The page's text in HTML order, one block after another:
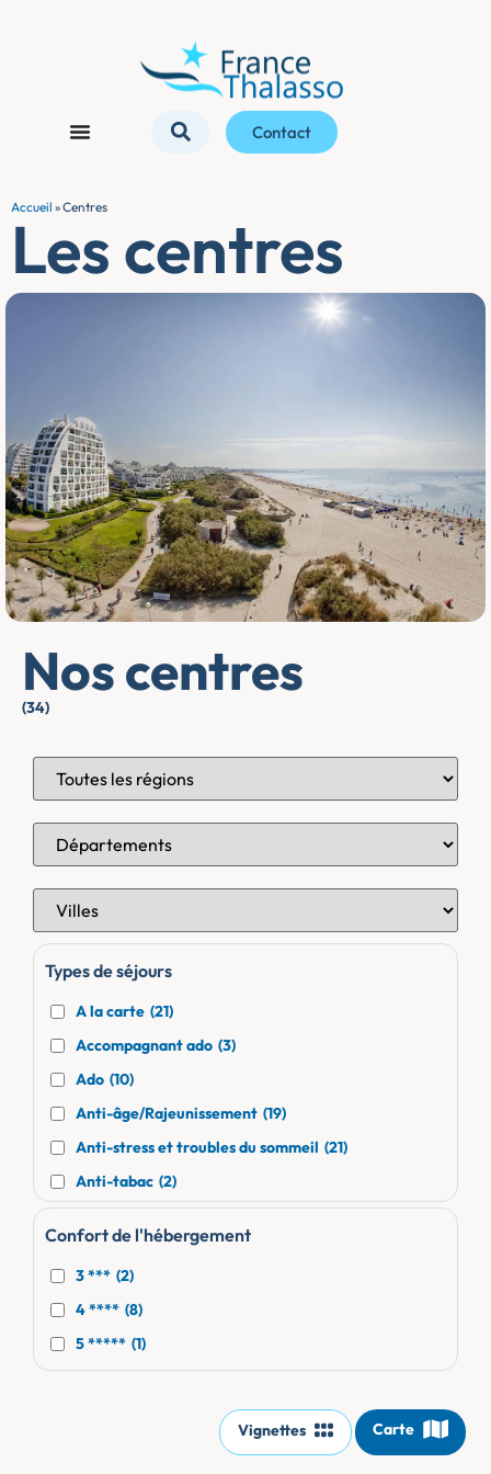
Contact
Accueil »Centres
Les centres
Nos centres
(34)
Types de séjours
A la carte (21)
Accompagnant ado (3)
Ado (10)
Anti-âge/Rajeunissement (19)
Anti-stress et troubles du sommeil (21)
Anti-tabac (2)
Autres sports (6)
Ayurvédique
(6)
Beauté/Esthétique
Cardio/Fitness
Coaching personnalisé
Détente & Relaxation
Confort de l'hébergement
3 *** (2)
4 **** (8)
5 ***** (1)
Vignettes Carte